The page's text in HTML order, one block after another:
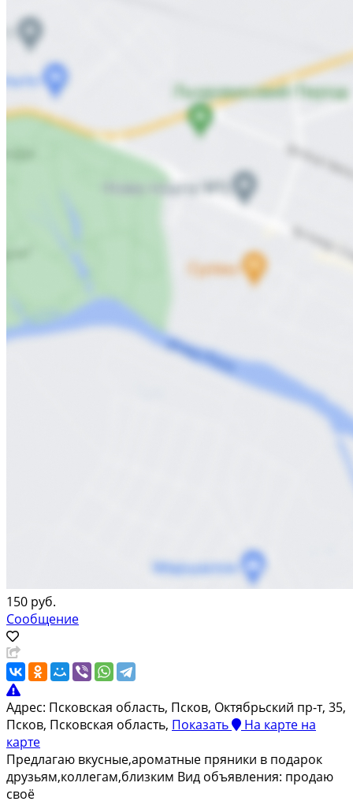
150 руб.
Сообщение
Адрес: Псковская область, Псков, Октябрьский пр-т, 35,
Псков, Псковская область, Показать На карте на
карте
Предлагаю вкусные,ароматные пряники в подарок
друзьям,коллегам,близким Вид объявления: продаю
своё